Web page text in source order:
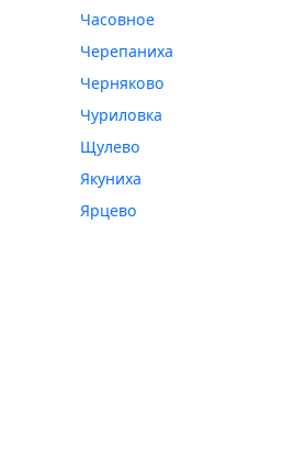
Часовное
Черепаниха
Черняково
Чуриловка
Щулево
Якуниха
Ярцево